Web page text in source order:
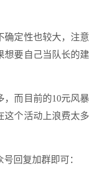
确定性也较大，注意
想要自己当队长的建
，而目前的10元风暴
这个活动上浪费太多
回复加群即可：